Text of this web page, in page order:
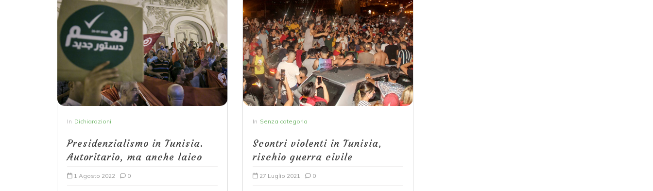
In Dichiarazioni
Presidenzialismo in Tunisia.
Autoritario, ma anche laico
1 Agosto 2022 0
In Senza categoria
Scontri violenti in Tunisia,
rischio guerra civile
27 Luglio 2021 0